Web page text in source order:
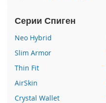
e
7
P
h
o
n
Серии Спиген
Neo Hybrid
Slim Armor
Thin Fit
AirSkin
Crystal Wallet